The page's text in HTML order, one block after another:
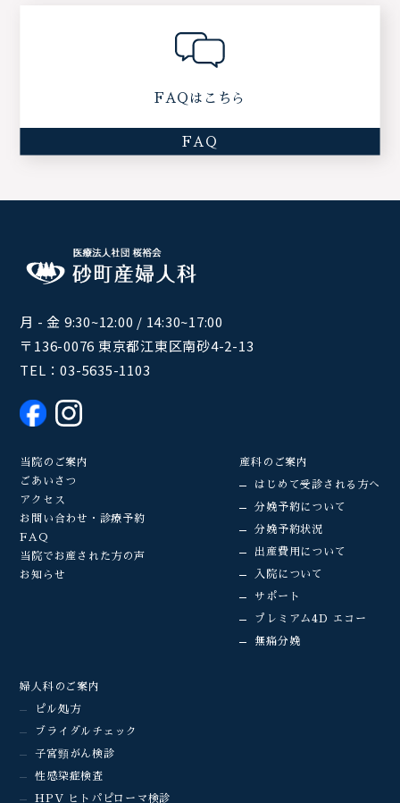
FAQはこちら
FAQ
月 - 金 9:30~12:00 / 14:30~17:00
〒136-0076 東京都江東区南砂4-2-13
TEL：03-5635-1103
当院のご案内
ごあいさつ
アクセス
お問い合わせ・診療予約
FAQ
当院でお産された方の声
お知らせ
産科のご案内
はじめて受診される方へ
分娩予約について
分娩予約状況
出産費用について
入院について
サポート
プレミアム4D エコー
無痛分娩
婦人科のご案内
ピル処方
ブライダルチェック
子宮頸がん検診
性感染症検査
HPV ヒトパピローマ検診